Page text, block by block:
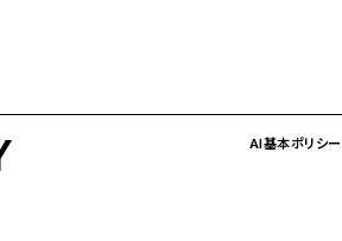
AI基本ポリシー